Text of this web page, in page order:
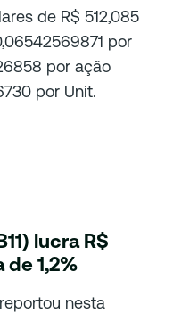
de R$ 512,085
por
por ação
por Unit.
lucra R$
de 1,2%
reportou nesta